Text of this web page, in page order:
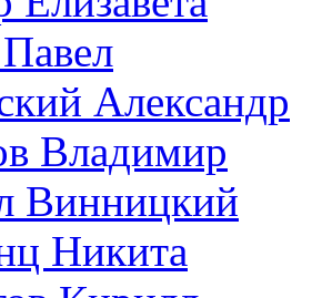
Александр
Владимир
Винницкий
Никита